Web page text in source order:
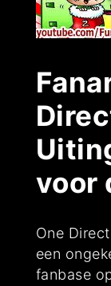
voor
One
een
fanbase